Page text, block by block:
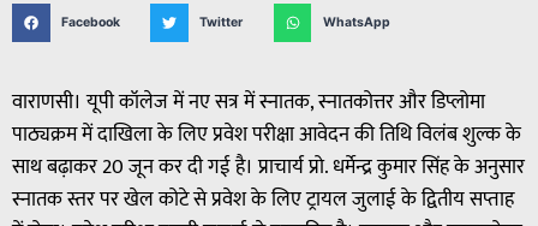
Facebook Twitter WhatsApp
वाराणसी। यूपी कॉलेज में नए सत्र में स्नातक, स्नातकोत्तर और डिप्लोमा
पाठ्यक्रम में दाखिला के लिए प्रवेश परीक्षा आवेदन की तिथि विलंब शुल्क के
साथ बढ़ाकर 20 जून कर दी गई है। प्राचार्य प्रो. धर्मेन्द्र कुमार सिंह के अनुसार
स्नातक स्तर पर खेल कोटे से प्रवेश के लिए ट्रायल जुलाई के द्वितीय सप्ताह